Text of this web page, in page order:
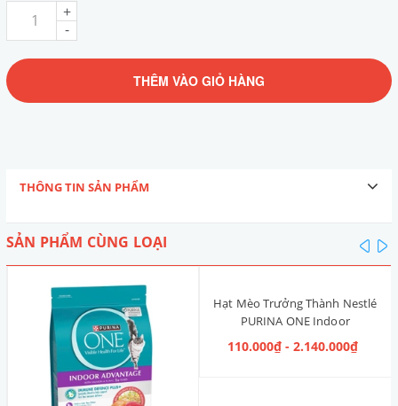
-
+
THÊM VÀO GIỎ HÀNG
THÔNG TIN SẢN PHẨM
SẢN PHẨM CÙNG LOẠI
Hạt Mèo Trưởng Thành Nestlé
PURINA ONE Indoor
Advantage [Vị Gà]
110.000₫ - 2.140.000₫